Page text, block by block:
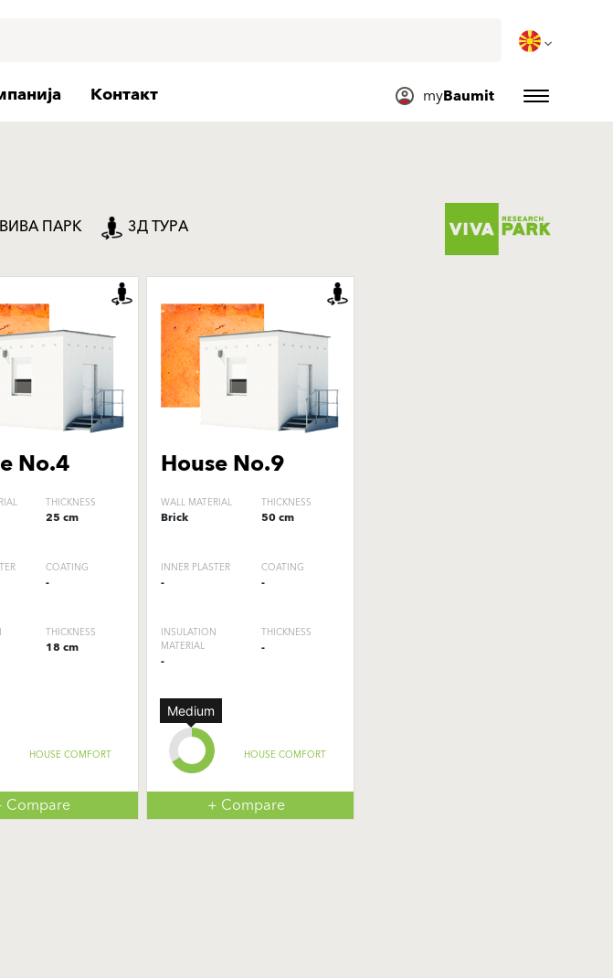
Контакт myBaumit
ПАРК 3Д ТУРА
No.4
THICKNESS
25 cm
COATING
-
THICKNESS
18 cm
HOUSE COMFORT
Compare
House No.9
WALL MATERIAL
Brick
THICKNESS
50 cm
INNER PLASTER
-
COATING
-
INSULATION
MATERIAL
-
THICKNESS
-
HOUSE COMFORT
+ Compare
Medium